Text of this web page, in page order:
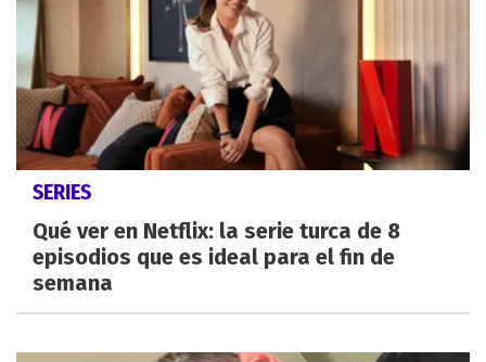
SERIES
Qué ver en Netflix: la serie turca de 8
episodios que es ideal para el fin de
semana